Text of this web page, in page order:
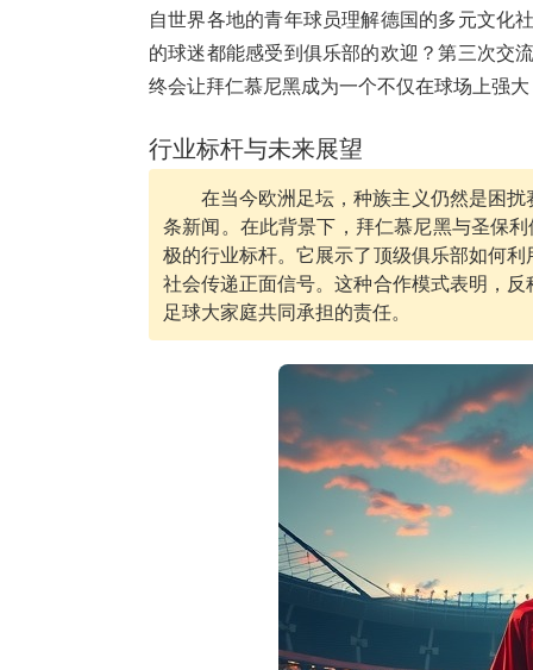
自世界各地的青年球员理解德国的多元文化
的球迷都能感受到俱乐部的欢迎？第三次交
终会让拜仁慕尼黑成为一个不仅在球场上强
行业标杆与未来展望
在当今欧洲足坛，种族主义仍然是困
条新闻。在此背景下，拜仁慕尼黑与圣保
极的行业标杆。它展示了顶级俱乐部如何
社会传递正面信号。这种合作模式表明，
足球大家庭共同承担的责任。